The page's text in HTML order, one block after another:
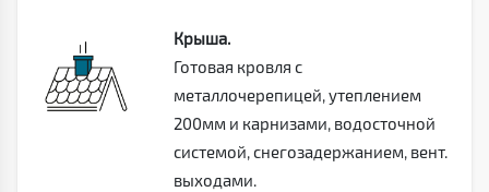
Крыша.
Готовая кровля с
металлочерепицей, утеплением
200мм и карнизами, водосточной
системой, снегозадержанием, вент.
выходами.